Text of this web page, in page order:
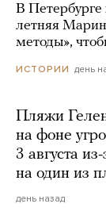
В Петербурге
летняя
методы»,
ИСТОРИИ день
Пляжи
на фоне
3 августа
на один из
день назад